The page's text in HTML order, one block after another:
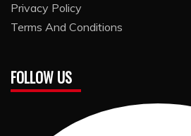
Privacy Policy
Terms And Conditions
FOLLOW US